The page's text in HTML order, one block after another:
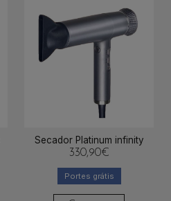
Secador Platinum infinity
330,90€
Portes grátis